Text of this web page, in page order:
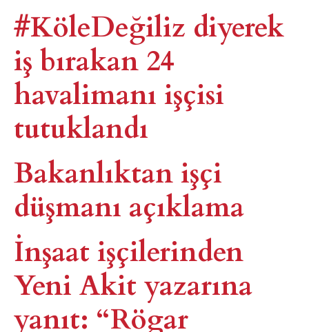
#KöleDeğiliz diyerek
iş bırakan 24
havalimanı işçisi
tutuklandı
Bakanlıktan işçi
düşmanı açıklama
İnşaat işçilerinden
Yeni Akit yazarına
yanıt: “Rögar